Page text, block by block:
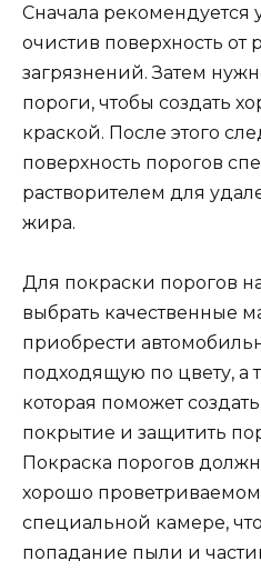
Сначала рекомендуется
очистив поверхность
загрязнений. Затем
пороги, чтобы создать
краской. После этого
поверхность порогов
растворителем для
жира.
Для покраски порогов
выбрать качественные
приобрести
подходящую по цвету, а
которая поможет
покрытие и защитить
Покраска порогов
хорошо
специальной камере,
попадание пыли и